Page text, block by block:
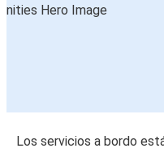
Los servicios a bordo